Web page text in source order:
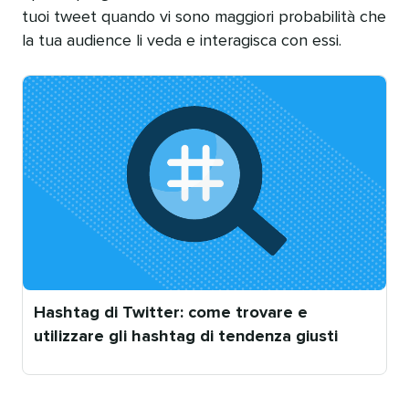
tuoi tweet quando vi sono maggiori probabilità che
la tua audience li veda e interagisca con essi.
Hashtag di Twitter: come trovare e
utilizzare gli hashtag di tendenza giusti
Pubblicato